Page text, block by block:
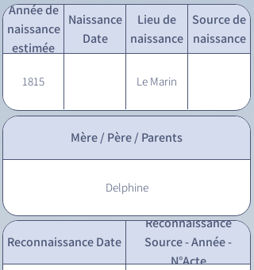
Année de
naissance
estimée
Naissance
Date
Lieu de
naissance
Source de
naissance
1815 Le Marin
Mère / Père / Parents
Delphine
Reconnaissance Date
Reconnaissance
Source - Année -
N°Acte